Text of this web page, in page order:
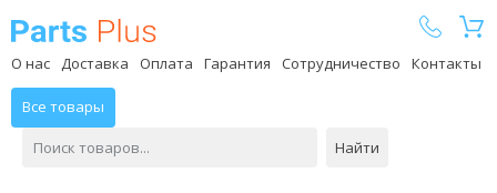
О нас Доставка Оплата Гарантия Сотрудничество Контакты
Все товары
Найти